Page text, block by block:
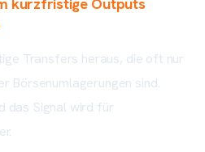
kurzfristige Outputs
Transfers heraus, die oft nur
Börsenumlagerungen sind.
das Signal wird für